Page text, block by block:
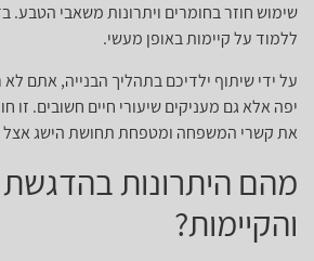
שימוש חוזר בחומרים ויתרונות משאבי הטבע.
ללמוד על קיימות באופן מעשי.
על ידי שיתוף ילדיכם בתהליך הבנייה, אתם
יפה אלא גם מעניקים שיעורי חיים חשובים.
את קשרי המשפחה ומטפחת תחושת הישג אצל
מהם היתרונות
והקיימות?